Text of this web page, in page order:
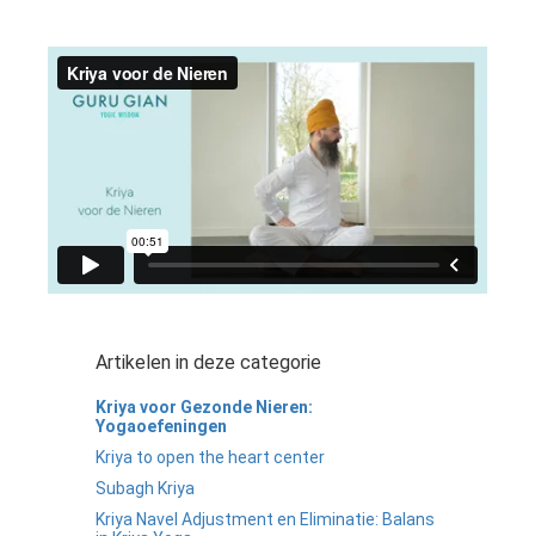
Artikelen in deze categorie
Kriya voor Gezonde Nieren:
Yogaoefeningen
Kriya to open the heart center
Subagh Kriya
Kriya Navel Adjustment en Eliminatie: Balans